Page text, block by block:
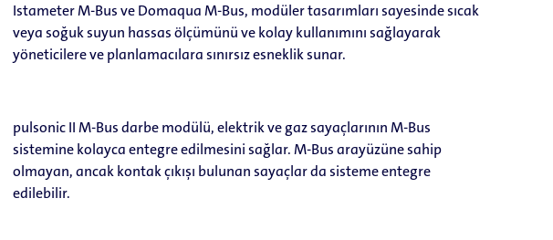
Istameter M-Bus ve Domaqua M-Bus, modüler tasarımları sayesinde sıcak
veya soğuk suyun hassas ölçümünü ve kolay kullanımını sağlayarak
yöneticilere ve planlamacılara sınırsız esneklik sunar.
pulsonic II M-Bus darbe modülü, elektrik ve gaz sayaçlarının M-Bus
sistemine kolayca entegre edilmesini sağlar. M-Bus arayüzüne sahip
olmayan, ancak kontak çıkışı bulunan sayaçlar da sisteme entegre
edilebilir.